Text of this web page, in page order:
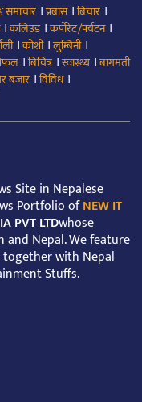
समाचार ।प्रबास।बिचार ।
।कलिउड।कर्पोरेट/पर्यटन।
।कोशी।लुम्बिनी।
।बिचित्र।स्वास्थ्य ।बागमती
बजार ।विविध।
Site in Nepalese
Portfolio ofNEW IT
PVT LTDwhose
and Nepal. We feature
together with Nepal
Stuffs.